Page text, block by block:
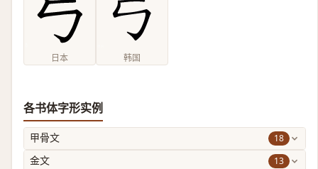
日本 韩国
各书体字形实例
甲骨文 18
金文 13